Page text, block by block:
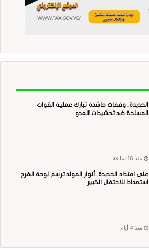
الحديدة.. وقفات حاشدة تبارك عملية القوات
المسلحة ضد تحشيدات العدو
منذ 16 ساعة
على امتداد الحديدة.. أنوار المولد ترسم لوحة الفرح
استعدادا للاحتفال الكبير
منذ 4 أيام